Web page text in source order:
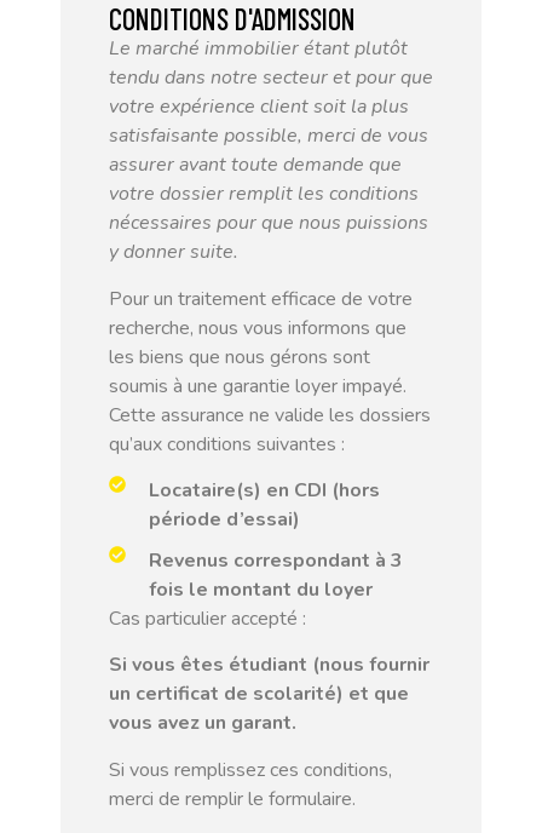
CONDITIONS D'ADMISSION
Le marché immobilier étant plutôt
tendu dans notre secteur et pour que
votre expérience client soit la plus
satisfaisante possible, merci de vous
assurer avant toute demande que
votre dossier remplit les conditions
nécessaires pour que nous puissions
y donner suite.
Pour un traitement efficace de votre
recherche, nous vous informons que
les biens que nous gérons sont
soumis à une garantie loyer impayé.
Cette assurance ne valide les dossiers
qu’aux conditions suivantes :
Locataire(s) en CDI (hors
période d’essai)
Revenus correspondant à 3
fois le montant du loyer
Cas particulier accepté :
Si vous êtes étudiant (nous fournir
un certificat de scolarité) et que
vous avez un garant.
Si vous remplissez ces conditions,
merci de remplir le formulaire.